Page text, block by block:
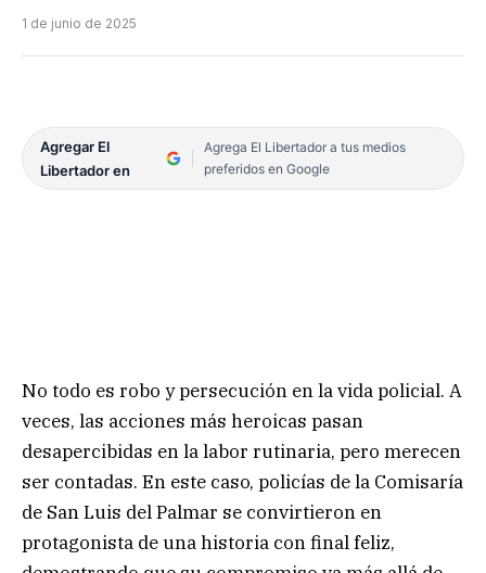
1 de junio de 2025
Agregar El
Libertador en
Agrega El Libertador a tus medios
preferidos en Google
No todo es robo y persecución en la vida policial. A
veces, las acciones más heroicas pasan
desapercibidas en la labor rutinaria, pero merecen
ser contadas. En este caso, policías de la Comisaría
de San Luis del Palmar se convirtieron en
protagonista de una historia con final feliz,